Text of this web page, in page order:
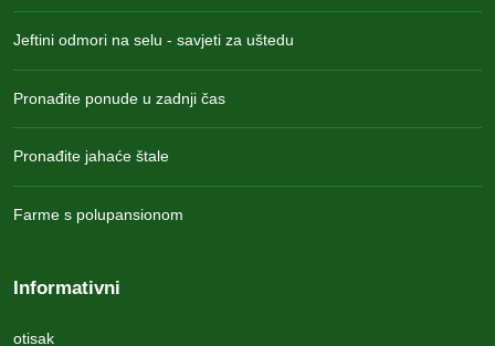
Jeftini odmori na selu - savjeti za uštedu
Pronađite ponude u zadnji čas
Pronađite jahaće štale
Farme s polupansionom
Informativni
otisak